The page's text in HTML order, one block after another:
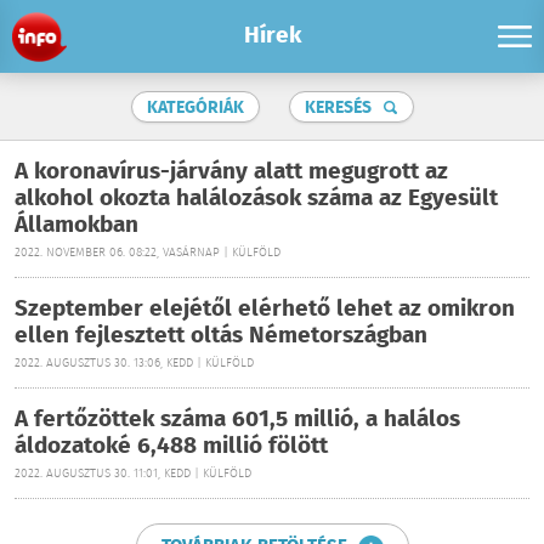
Hírek
KATEGÓRIÁK KERESÉS
A koronavírus-járvány alatt megugrott az
alkohol okozta halálozások száma az Egyesült
Államokban
2022. NOVEMBER 06. 08:22, VASÁRNAP | KÜLFÖLD
Szeptember elejétől elérhető lehet az omikron
ellen fejlesztett oltás Németországban
2022. AUGUSZTUS 30. 13:06, KEDD | KÜLFÖLD
A fertőzöttek száma 601,5 millió, a halálos
áldozatoké 6,488 millió fölött
2022. AUGUSZTUS 30. 11:01, KEDD | KÜLFÖLD